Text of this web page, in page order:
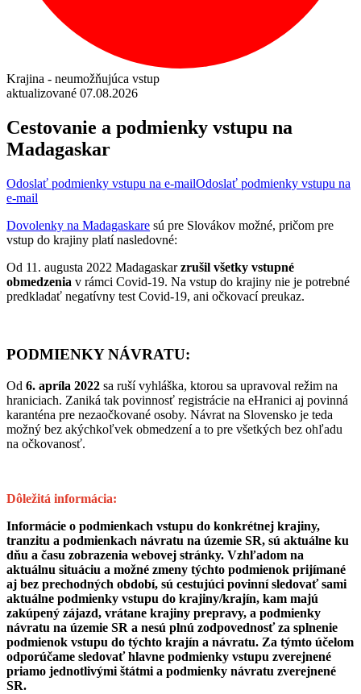
Krajina - neumožňujúca vstup
aktualizované 07.08.2026
Cestovanie a podmienky vstupu na
Madagaskar
Odoslať podmienky vstupu na e-mailOdoslať podmienky vstupu na
e-mail
Dovolenky na Madagaskare sú pre Slovákov možné, pričom pre
vstup do krajiny platí nasledovné:
Od 11. augusta 2022 Madagaskarzrušil všetky vstupné
obmedzenia v rámci Covid-19. Na vstup do krajiny nie je potrebné
predkladať negatívny test Covid-19, ani očkovací preukaz.
PODMIENKY NÁVRATU:
Od 6. apríla 2022 sa ruší vyhláška, ktorou sa upravoval režim na
hraniciach. Zaniká tak povinnosť registrácie na eHranici aj povinná
karanténa pre nezaočkované osoby. Návrat na Slovensko je teda
možný bez akýchkoľvek obmedzení a to pre všetkých bez ohľadu
na očkovanosť.
Dôležitá informácia:
Informácie o podmienkach vstupu do konkrétnej krajiny,
tranzitu a podmienkach návratu na územie SR, sú aktuálne ku
dňu a času zobrazenia webovej stránky. Vzhľadom na
aktuálnu situáciu a možné zmeny týchto podmienok prijímané
aj bez prechodných období, sú cestujúci povinní sledovať sami
aktuálne podmienky vstupu do krajiny/krajín, kam majú
zakúpený zájazd, vrátane krajiny prepravy, a podmienky
návratu na územie SR a nesú plnú zodpovednosť za splnenie
podmienok vstupu do týchto krajín a návratu. Za týmto účelom
odporúčame sledovať hlavne podmienky vstupu zverejnené
priamo jednotlivými štátmi a podmienky návratu zverejnené
SR.